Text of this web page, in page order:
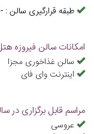
طبقه قرارگیری سالن:
-1
امکانات سالن فیروزه
سالن غذاخوری مجزا
اینترنت وای فای
مراسم قابل برگزاری در
عروسی